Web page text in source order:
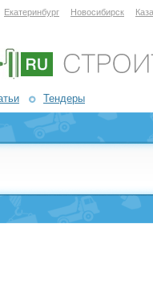
Екатеринбург Новосибирск
Тендеры